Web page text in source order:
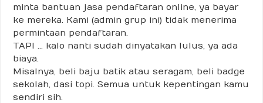
minta bantuan jasa pendaftaran online, ya bayar
ke mereka. Kami (admin grup ini) tidak menerima
permintaan pendaftaran.
TAPI … kalo nanti sudah dinyatakan lulus, ya ada
biaya.
Misalnya, beli baju batik atau seragam, beli badge
sekolah, dasi topi. Semua untuk kepentingan kamu
sendiri sih.